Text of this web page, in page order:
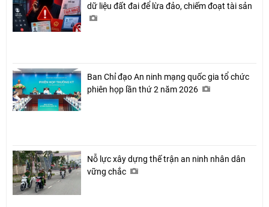
dữ liệu đất đai để lừa đảo, chiếm đoạt tài sản
Ban Chỉ đạo An ninh mạng quốc gia tổ chức
phiên họp lần thứ 2 năm 2026
Nỗ lực xây dựng thế trận an ninh nhân dân
vững chắc